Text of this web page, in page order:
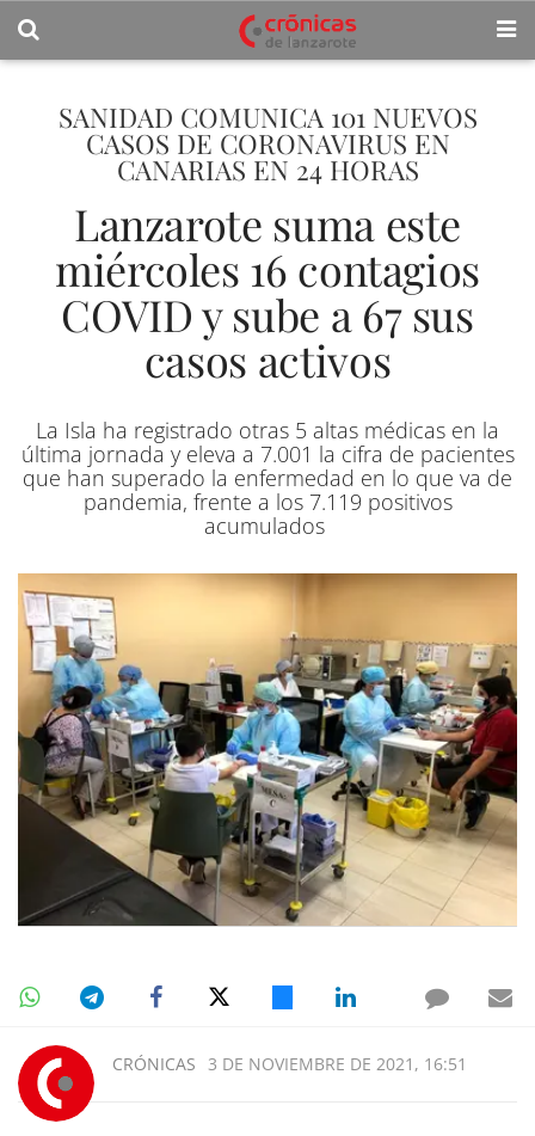
SANIDAD COMUNICA 101 NUEVOS
CASOS DE CORONAVIRUS EN
CANARIAS EN 24 HORAS
Lanzarote suma este
miércoles 16 contagios
COVID y sube a 67 sus
casos activos
La Isla ha registrado otras 5 altas médicas en la
última jornada y eleva a 7.001 la cifra de pacientes
que han superado la enfermedad en lo que va de
pandemia, frente a los 7.119 positivos
acumulados
CRÓNICAS 3 DE NOVIEMBRE DE 2021, 16:51